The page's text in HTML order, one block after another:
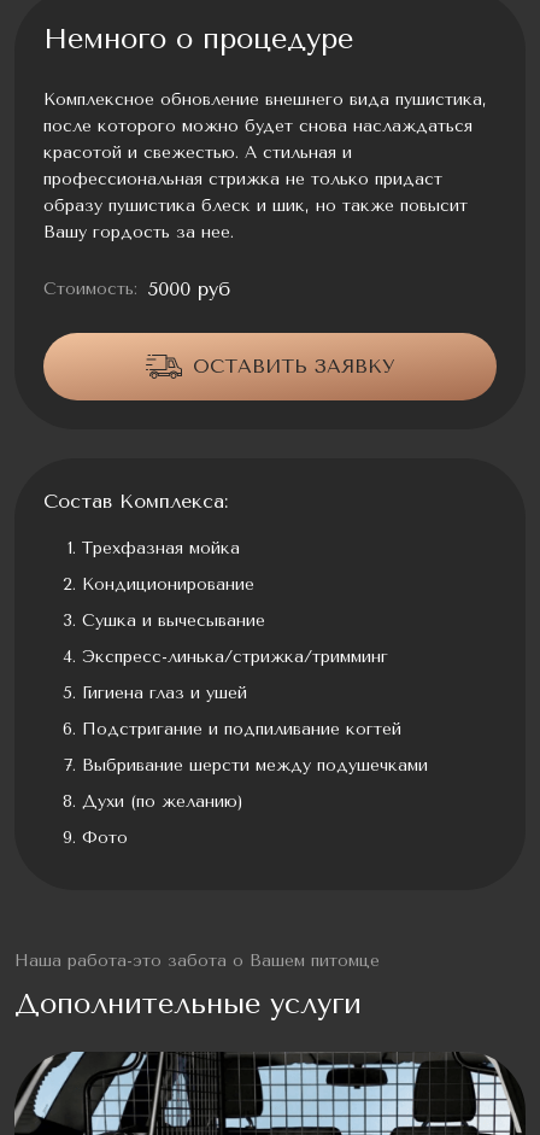
Немного о процедуре
Комплексное обновление внешнего вида пушистика,
после которого можно будет снова наслаждаться
красотой и свежестью. А стильная и
профессиональная стрижка не только придаст
образу пушистика блеск и шик, но также повысит
Вашу гордость за нее.
Стоимость: 5000 руб
ОСТАВИТЬ ЗАЯВКУ
Состав Комплекса:
Трехфазная мойка
Кондиционирование
Сушка и вычесывание
Экспресс-линька/стрижка/тримминг
Гигиена глаз и ушей
Подстригание и подпиливание когтей
Выбривание шерсти между подушечками
Духи (по желанию)
Фото
Наша работа-это забота о Вашем питомце
Дополнительные услуги